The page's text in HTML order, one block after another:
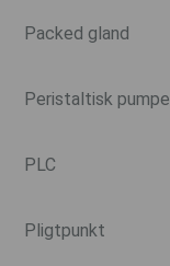
Packed gland
Peristaltisk pumpe
PLC
Pligtpunkt